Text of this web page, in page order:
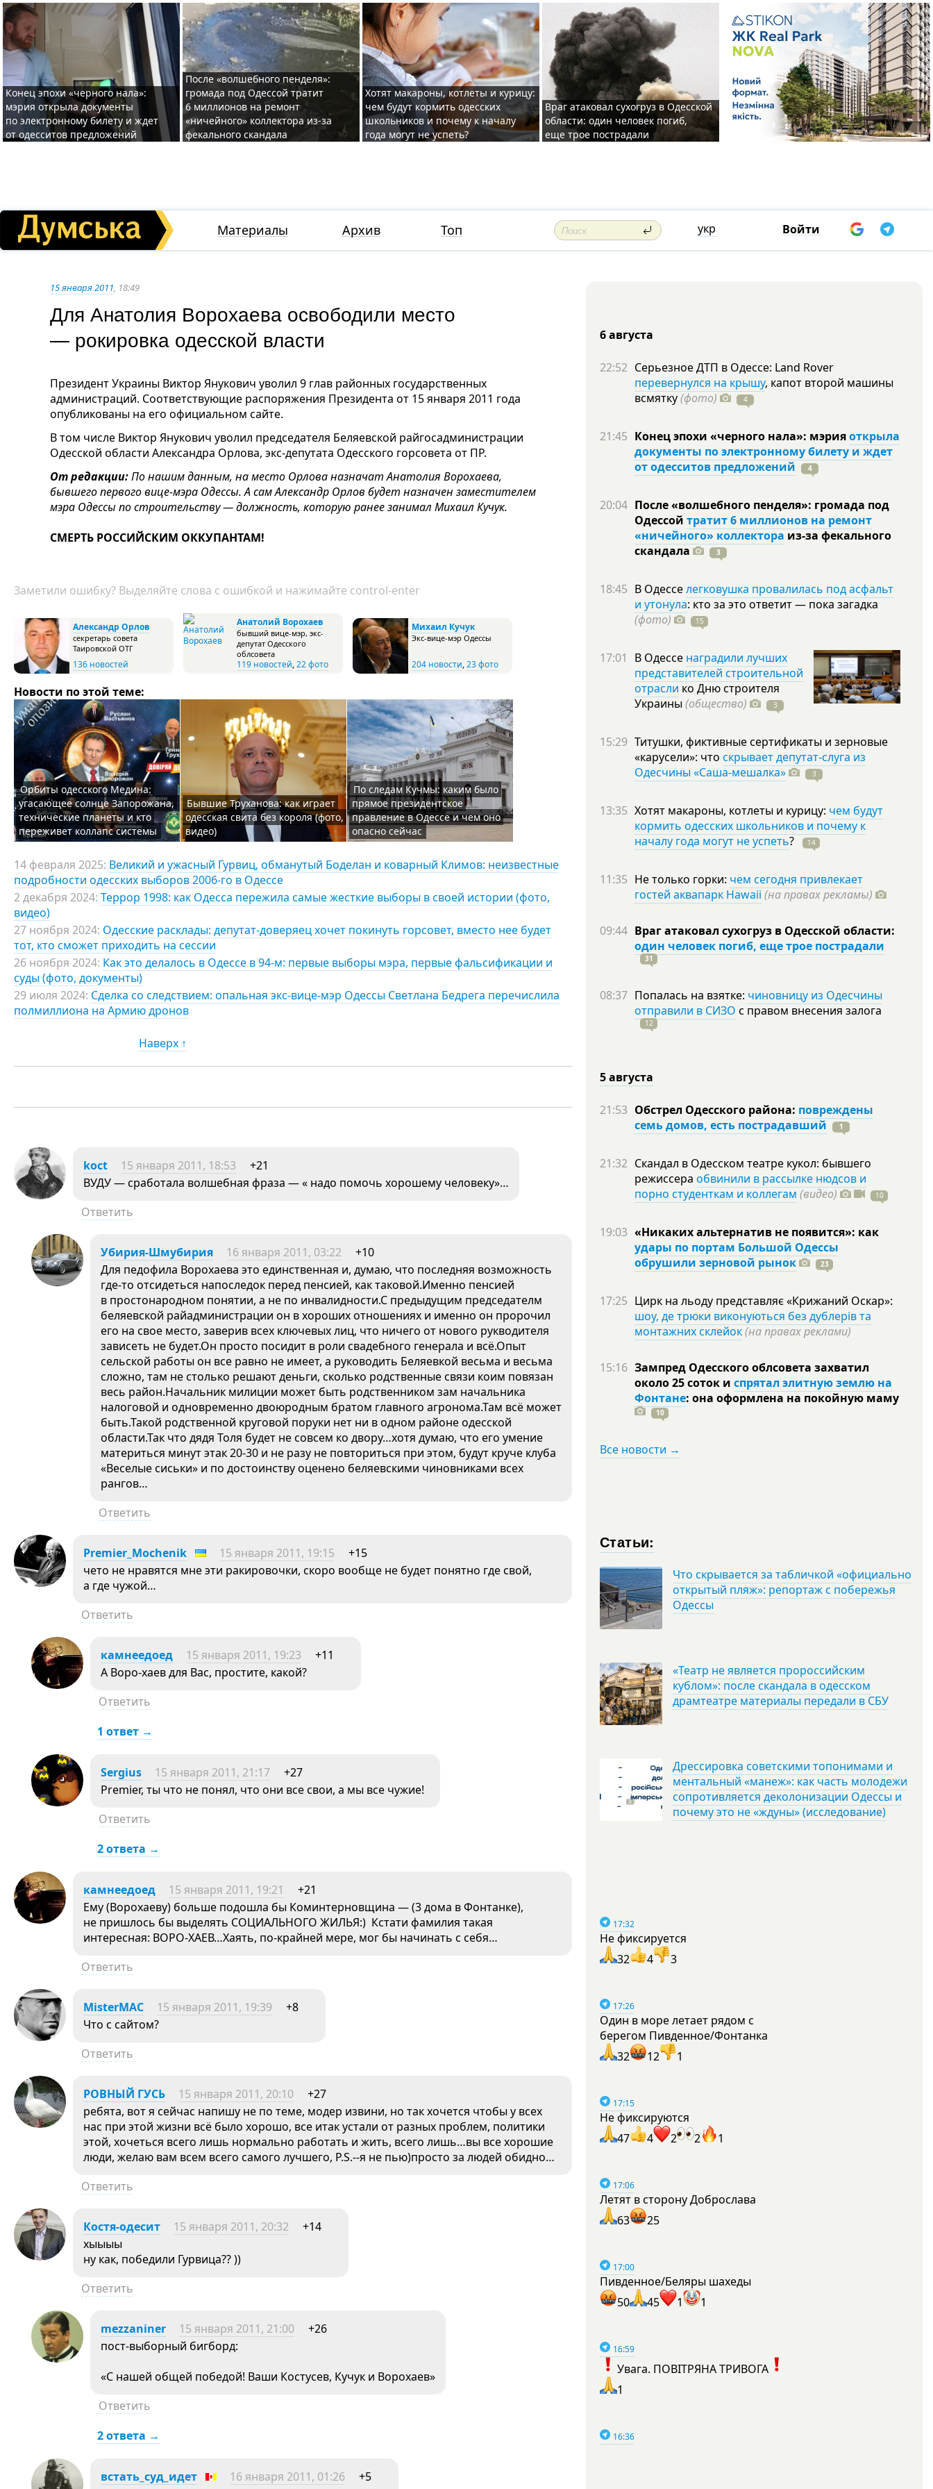
Конец эпохи «черного нала»:
мэрия открыла документы
по электронному билету и ждет
от одесситов предложений
После «волшебного пенделя»:
громада под Одессой тратит
6 миллионов на ремонт
«ничейного» коллектора из-за
фекального скандала
Хотят макароны, котлеты и курицу:
чем будут кормить одесских
школьников и почему к началу
года могут не успеть?
Враг атаковал сухогруз в Одесской
области: один человек погиб,
еще трое пострадали
Материалы Архив Топ укр Войти
15 января 2011, 18:49
Для Анатолия Ворохаева освободили место
— рокировка одесской власти
Президент Украины Виктор Янукович уволил 9 глав районных государственных
администраций. Соответствующие распоряжения Президента от 15 января 2011 года
опубликованы на его официальном сайте.
В том числе Виктор Янукович уволил председателя Беляевской райгосадминистрации
Одесской области Александра Орлова, экс-депутата Одесского горсовета от ПР.
От редакции:По нашим данным, на место Орлова назначат Анатолия Ворохаева,
бывшего первого вице-мэра Одессы. А сам Александр Орлов будет назначен заместителем
мэра Одессы по строительству — должность, которую ранее занимал Михаил Кучук.
СМЕРТЬ РОССИЙСКИМ ОККУПАНТАМ!
Заметили ошибку? Выделяйте слова с ошибкой и нажимайте control-enter
Александр Орлов
секретарь совета
Таировской ОТГ
136 новостей
Анатолий Ворохаев
бывший вице-мэр, экс-
депутат Одесского
облсовета
119 новостей,22 фото
Михаил Кучук
Экс-вице-мэр Одессы
204 новости,23 фото
Новости по этой теме:
Орбиты одесского Медина:
угасающее солнце Запорожана,
технические планеты и кто
переживет коллапс системы
Бывшие Труханова: как играет
одесская свита без короля (фото,
видео)
По следам Кучмы: каким было
прямое президентское
правление в Одессе и чем оно
опасно сейчас
14 февраля 2025: Великий и ужасный Гурвиц, обманутый Боделан и коварный Климов: неизвестные
подробности одесских выборов 2006-го в Одессе
2 декабря 2024: Террор 1998: как Одесса пережила самые жесткие выборы в своей истории (фото,
видео)
27 ноября 2024: Одесские расклады: депутат-доверяец хочет покинуть горсовет, вместо нее будет
тот, кто сможет приходить на сессии
26 ноября 2024: Как это делалось в Одессе в 94-м: первые выборы мэра, первые фальсификации и
суды (фото, документы)
29 июля 2024: Сделка со следствием: опальная экс-вице-мэр Одессы Светлана Бедрега перечислила
полмиллиона на Армию дронов
Наверх ↑
koct 15 января 2011, 18:53
+21
ВУДУ — сработала волшебная фраза — « надо помочь хорошему человеку»…
Ответить
Убирия-Шмубирия 16 января 2011, 03:22
+10
Для педофила Ворохаева это единственная и, думаю, что последняя возможность
где-то отсидеться напоследок перед пенсией, как таковой.Именно пенсией
в простонародном понятии, а не по инвалидности.С предыдущим председателм
беляевской райадминистрации он в хороших отношениях и именно он пророчил
его на свое место, заверив всех ключевых лиц, что ничего от нового рукводителя
зависеть не будет.Он просто посидит в роли свадебного генерала и всё.Опыт
сельской работы он все равно не имеет, а руководить Беляевкой весьма и весьма
сложно, там не столько решают деньги, сколько родственные связи коим повязан
весь район.Начальник милиции может быть родственником зам начальника
налоговой и одновременно двоюродным братом главного агронома.Там всё может
быть.Такой родственной круговой поруки нет ни в одном районе одесской
области.Так что дядя Толя будет не совсем ко двору…хотя думаю, что его умение
материться минут этак 20-30 и не разу не повториться при этом, будут круче клуба
«Веселые сиськи» и по достоинству оценено беляевскими чиновниками всех
рангов…
Ответить
Premier_Mochenik 15 января 2011, 19:15
+15
чето не нравятся мне эти ракировочки, скоро вообще не будет понятно где свой,
а где чужой…
Ответить
камнеедоед 15 января 2011, 19:23
+11
А Воро-хаев для Вас, простите, какой?
Ответить
1 ответ →
Sergius 15 января 2011, 21:17
+27
Premier, ты что не понял, что они все свои, а мы все чужие!
Ответить
2 ответа →
камнеедоед 15 января 2011, 19:21
+21
Ему (Ворохаеву) больше подошла бы Коминтерновщина — (3 дома в Фонтанке),
не пришлось бы выделять СОЦИАЛЬНОГО ЖИЛЬЯ:) Кстати фамилия такая
интересная: ВОРО-ХАЕВ…Хаять, по-крайней мере, мог бы начинать с себя…
Ответить
MisterMAC 15 января 2011, 19:39
+8
Что с сайтом?
Ответить
РОВНЫЙ ГУСЬ 15 января 2011, 20:10
+27
ребята, вот я сейчас напишу не по теме, модер извини, но так хочется чтобы у всех
нас при этой жизни всё было хорошо, все итак устали от разных проблем, политики
этой, хочеться всего лишь нормально работать и жить, всего лишь…вы все хорошие
люди, желаю вам всем всего самого лучшего, P.S.--я не пью)просто за людей обидно…
Ответить
Костя-одесит 15 января 2011, 20:32
+14
хыыыы
ну как, победили Гурвица?? ))
Ответить
mezzaniner 15 января 2011, 21:00
+26
пост-выборный бигборд:
«С нашей общей победой! Ваши Костусев, Кучук и Ворохаев»
Ответить
2 ответа →
встать_суд_идет 16 января 2011, 01:26
+5
6 августа
22:52 Серьезное ДТП в Одессе: Land Rover
перевернулся на крышу, капот второй машины
всмятку(фото) 4
21:45 Конец эпохи «черного нала»: мэрияоткрыла
документы по электронному билету и ждет
от одесситов предложений
4
20:04 После «волшебного пенделя»: громада под
Одессой тратит 6 миллионов на ремонт
«ничейного» коллектора из-за фекального
скандала
3
18:45 В Одесселегковушка провалилась под асфальт
и утонула: кто за это ответит — пока загадка
(фото)
15
17:01 В Одессе наградили лучших
представителей строительной
отрасли ко Дню строителя
Украины (общество) 3
15:29 Титушки, фиктивные сертификаты и зерновые
«карусели»: что скрывает депутат-слуга из
Одесчины «Саша-мешалка»
3
13:35 Хотят макароны, котлеты и курицу: чем будут
кормить одесских школьников и почему к
началу года могут не успеть? 14
11:35 Не только горки: чем сегодня привлекает
гостей аквапарк Hawaii (на правах рекламы)
09:44 Враг атаковал сухогруз в Одесской области:
один человек погиб, еще трое пострадали
31
08:37 Попалась на взятке: чиновницу из Одесчины
отправили в СИЗО с правом внесения залога
12
5 августа
21:53 Обстрел Одесского района: повреждены
семь домов, есть пострадавший
1
21:32 Скандал в Одесском театре кукол: бывшего
режиссера обвинили в рассылке нюдсов и
порно студенткам и коллегам (видео) 10
19:03 «Никаких альтернатив не появится»: как
удары по портам Большой Одессы
обрушили зерновой рынок
23
17:25 Цирк на льоду представляє «Крижаний Оскар»:
шоу, де трюки виконуються без дублерів та
монтажних склейок(на правах реклами)
15:16 Зампред Одесского облсовета захватил
около 25 соток и спрятал элитную землю на
Фонтане: она оформлена на покойную маму
10
Все новости →
Статьи:
Что скрывается за табличкой «официально
открытый пляж»: репортаж с побережья
Одессы
«Театр не является пророссийским
кублом»: после скандала в одесском
драмтеатре материалы передали в СБУ
Дрессировка советскими топонимами и
ментальный «манеж»: как часть молодежи
сопротивляется деколонизации Одессы и
почему это не «ждуны» (исследование)
17:32
Не фиксируется
32
4 3
17:26
Один в море летает рядом с
берегом Пивденное/Фонтанка
32
12 1
17:15
Не фиксируются
47
4 2 2 1
17:06
Летят в сторону Доброслава
63
25
17:00
Пивденное/Беляры шахеды
50
45 1 1
16:59
Увага. ПОВІТРЯНА ТРИВОГА
1
16:36